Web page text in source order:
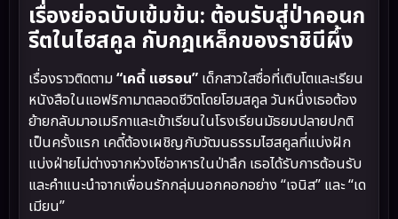
เรื่องย่อฉบับเข้มข้น: ต้อนรับสู่ป่าคอนก
รีตในไฮสคูล กับกฎเหล็กของราชินีผึ้ง
เรื่องราวติดตาม“เคดี้ แฮรอน” เด็กสาวใสซื่อที่เติบโตและเรียน
หนังสือในแอฟริกามาตลอดชีวิตโดยโฮมสคูล วันหนึ่งเธอต้อง
ย้ายกลับมาอเมริกาและเข้าเรียนในโรงเรียนมัธยมปลายปกติ
เป็นครั้งแรก เคดี้ต้องเผชิญกับวัฒนธรรมไฮสคูลที่แบ่งฝัก
แบ่งฝ่ายไม่ต่างจากห่วงโซ่อาหารในป่าลึก เธอได้รับการต้อนรับ
และคำแนะนำจากเพื่อนรักกลุ่มนอกคอกอย่าง “เจนิส” และ “เด
เมียน”